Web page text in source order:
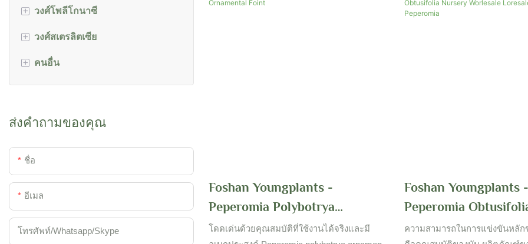
spathiphyllum
syngonium
แซนโทโซมา
วงศ์ดาวัลย์
วงศ์โพลีโพเดียซี
+ วงศ์โพลีโกนาซี
โคโคโลบา
+ วงศ์สเตรลิตเซีย
สเตรลิเซีย
ราเวนาลา
+ คนอื่น
ไม้ไผ่
ส่งคำถามของคุณ
ชื่อ
อีเมล
โทรศัพท์/whatsapp/skype
พิสูจน์แล้วว่าผลิตภัณฑ์นี้สามารถท
Foshan Youngplants -
Peperomia Polybotrya
Ornamental Foint
โดดเด่นด้วยคุณสมบัติที่ใช้งานได้จริงและมี
Foshan Youngplants -
Peperomia
Obtusifolia Nursery
ความสามารถในการแข่งขันหลั